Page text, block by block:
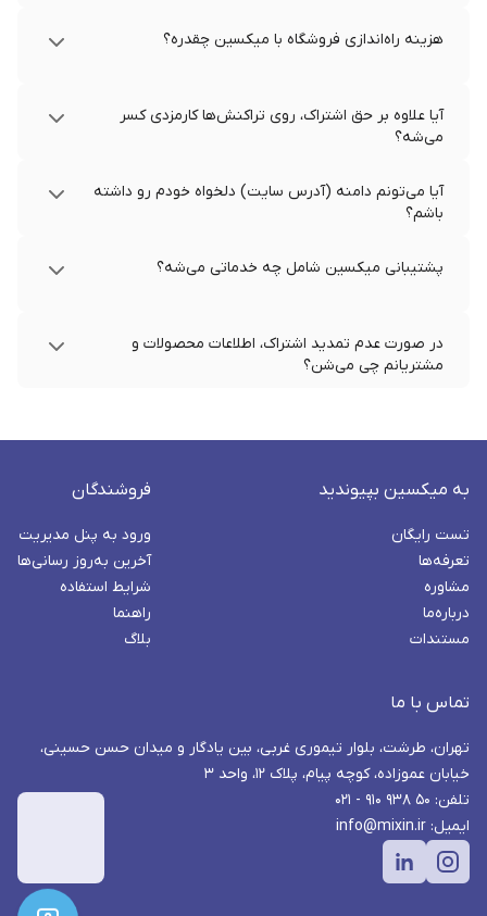
هزینه راه‌اندازی فروشگاه با میکسین چقدره؟
آیا علاوه بر حق اشتراک، روی تراکنش‌ها کارمزدی کسر
می‌شه؟
آیا می‌تونم دامنه (آدرس سایت) دلخواه خودم رو داشته
باشم؟
پشتیبانی میکسین شامل چه خدماتی می‌شه؟
در صورت عدم تمدید اشتراک، اطلاعات محصولات و
مشتریانم چی می‌شن؟
به میکسین بپیوندید
تست رایگان
تعرفه‌ها
مشاوره
درباره‌ما
مستندات
فروشندگان
ورود به پنل مدیریت
آخرین به‌روز رسانی‌ها
شرایط استفاده
راهنما
بلاگ
تماس با ما
تهران، طرشت، بلوار تیموری غربی، بین یادگار و میدان حسن حسینی،
خیابان عموزاده، کوچه پیام، پلاک ۱۲، واحد ۳
تلفن: ۵۰ ۹۳۸ ۹۱۰ - ۰۲۱
ایمیل: info@mixin.ir